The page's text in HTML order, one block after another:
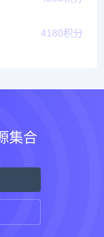
4180积分
集合